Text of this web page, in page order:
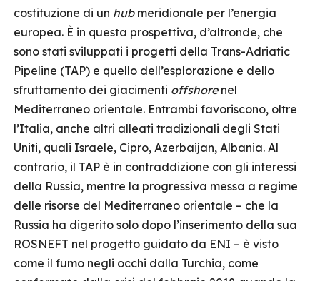
costituzione di un hubmeridionale per l’energia
europea. È in questa prospettiva, d’altronde, che
sono stati sviluppati i progetti della Trans-Adriatic
Pipeline (TAP) e quello dell’esplorazione e dello
sfruttamento dei giacimenti offshorenel
Mediterraneo orientale. Entrambi favoriscono, oltre
l’Italia, anche altri alleati tradizionali degli Stati
Uniti, quali Israele, Cipro, Azerbaijan, Albania. Al
contrario, il TAP è in contraddizione con gli interessi
della Russia, mentre la progressiva messa a regime
delle risorse del Mediterraneo orientale – che la
Russia ha digerito solo dopo l’inserimento della sua
ROSNEFT nel progetto guidato da ENI – è visto
come il fumo negli occhi dalla Turchia, come